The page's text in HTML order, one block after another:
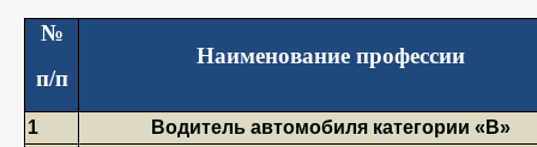
№
п/п
Наименование профессии
1
Водитель автомобиля категории «В»